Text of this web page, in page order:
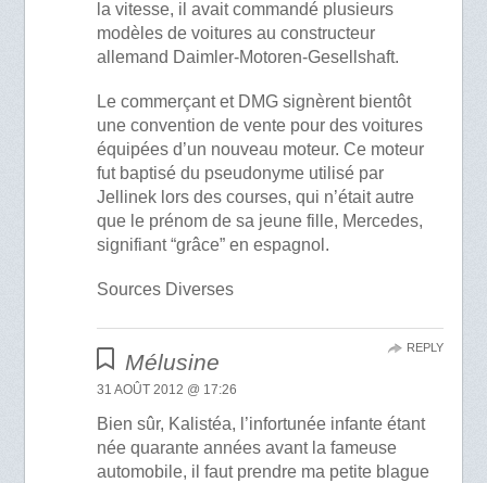
la vitesse, il avait commandé plusieurs
modèles de voitures au constructeur
allemand Daimler-Motoren-Gesellshaft.
Le commerçant et DMG signèrent bientôt
une convention de vente pour des voitures
équipées d’un nouveau moteur. Ce moteur
fut baptisé du pseudonyme utilisé par
Jellinek lors des courses, qui n’était autre
que le prénom de sa jeune fille, Mercedes,
signifiant “grâce” en espagnol.
Sources Diverses
Mélusine
31 AOÛT 2012 @ 17:26
Bien sûr, Kalistéa, l’infortunée infante étant
née quarante années avant la fameuse
automobile, il faut prendre ma petite blague
REPLY